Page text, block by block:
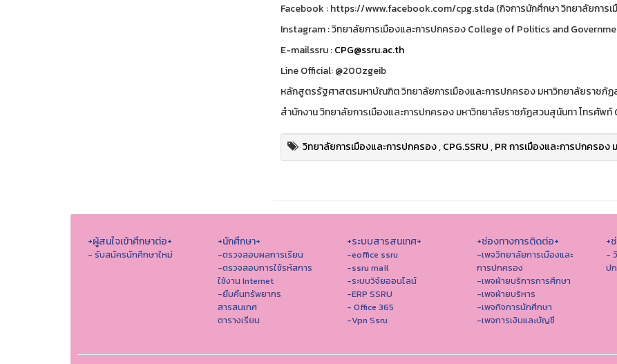
Facebook : https://www.facebook.com/cpg.stda (กิจการนักศึกษา วิทยาลัยการเ
Instagram : วิทยาลัยการเมืองและการปกครอง College of Politics and
E-mailssru :CPG@ssru.ac.th
Line Official: @200zgeib
หลักสูตรรัฐศาสตรมหาบัณฑิต วิทยาลัยการเมืองและการปกครอง มหาวิทยาลัยราชภั
สำนักงาน วิทยาลัยการเมืองและการปกครอง มหาวิทยาลัยราชภัฏสวนสุนันทา โทรศัพท์
วิทยาลัยการเมืองและการปกครอง,CPG.SSRU,PR การเมืองและการปกครอ
+ผู้สนใจเข้าศึกษาต่อ+
- รับสมัครนักศึกษาใหม่
+นักศึกษา+
-ตรวจสอบผลการเรียน
-ตรวจสอบการใช้รหัสการ
ใช้งาน Internet
-ยืมคืนทรัพยากร
สารสนเทศ
ตารางเรียน
+ระบบสารสนเทศ+
-eoffice ssru
-ssru mail
-ระบบวิจัยออนไลน์
-ERP SSRU
- Office 365
-Vpn Ssru
+ช่องทางการติดต่อ+
-เพจวิทยาลัยการเมืองและ
การปกครอง
-เพจฝ่ายบริการการศึกษา
-เพจฝ่ายบริหาร
-เพจกิจการนักศึกษา
-เพจการเงินและบัญชี
+
-
ป